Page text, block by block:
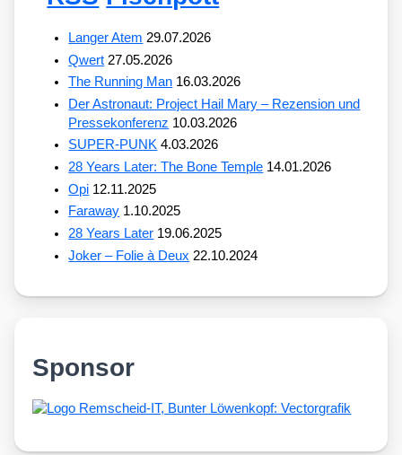
Langer Atem 29.07.2026
Qwert 27.05.2026
The Running Man 16.03.2026
Der Astronaut: Project Hail Mary – Rezension und
Pressekonferenz 10.03.2026
SUPER-PUNK 4.03.2026
28 Years Later: The Bone Temple 14.01.2026
Opi 12.11.2025
Faraway 1.10.2025
28 Years Later 19.06.2025
Joker – Folie à Deux 22.10.2024
Sponsor